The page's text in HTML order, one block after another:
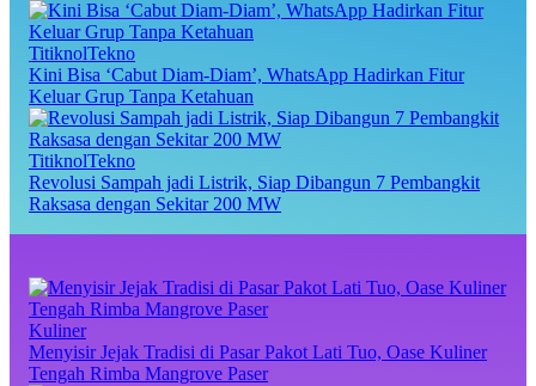
TitiknolTekno
Kini Bisa ‘Cabut Diam-Diam’, WhatsApp Hadirkan Fitur
Keluar Grup Tanpa Ketahuan
TitiknolTekno
Revolusi Sampah jadi Listrik, Siap Dibangun 7 Pembangkit
Raksasa dengan Sekitar 200 MW
Kuliner
Menyisir Jejak Tradisi di Pasar Pakot Lati Tuo, Oase Kuliner
Tengah Rimba Mangrove Paser